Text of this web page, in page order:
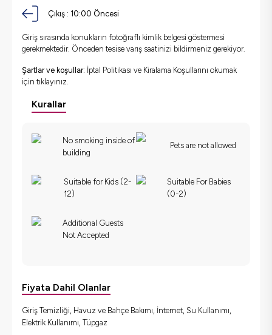
Çıkış : 10:00 Öncesi
Giriş sırasında konukların fotoğraflı kimlik belgesi göstermesi
gerekmektedir. Önceden tesise varış saatinizi bildirmeniz gerekiyor.
Şartlar ve koşullar: İptal Politikası ve Kiralama Koşullarını okumak
için tıklayınız.
Kurallar
No smoking inside of
building
Pets are not allowed
Suitable for Kids (2-
12)
Suitable For Babies
(0-2)
Additional Guests
Not Accepted
Fiyata Dahil Olanlar
Giriş Temizliği, Havuz ve Bahçe Bakımı, İnternet, Su Kullanımı,
Elektrik Kullanımı, Tüpgaz